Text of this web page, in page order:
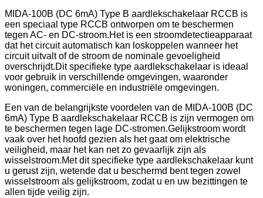
MIDA-100B (DC 6mA) Type B aardlekschakelaar RCCB is
een speciaal type RCCB ontworpen om te beschermen
tegen AC- en DC-stroom.Het is een stroomdetectieapparaat
dat het circuit automatisch kan loskoppelen wanneer het
circuit uitvalt of de stroom de nominale gevoeligheid
overschrijdt.Dit specifieke type aardlekschakelaar is ideaal
voor gebruik in verschillende omgevingen, waaronder
woningen, commerciële en industriële omgevingen.
Een van de belangrijkste voordelen van de MIDA-100B (DC
6mA) Type B aardlekschakelaar RCCB is zijn vermogen om
te beschermen tegen lage DC-stromen.Gelijkstroom wordt
vaak over het hoofd gezien als het gaat om elektrische
veiligheid, maar het kan net zo gevaarlijk zijn als
wisselstroom.Met dit specifieke type aardlekschakelaar kunt
u gerust zijn, wetende dat u beschermd bent tegen zowel
wisselstroom als gelijkstroom, zodat u en uw bezittingen te
allen tijde veilig zijn.